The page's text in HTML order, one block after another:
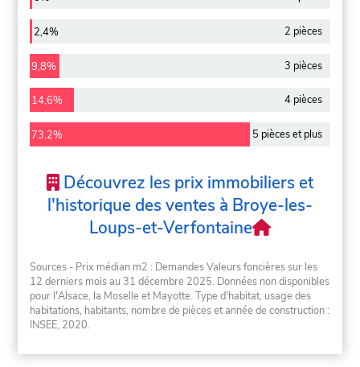
2,4% 2 pièces
9,8% 3 pièces
14,6% 4 pièces
73,2% 5 pièces et plus
Découvrez les prix immobiliers et
l'historique des ventes à Broye-les-
Loups-et-Verfontaine
Sources - Prix médian m2 : Demandes Valeurs foncières sur les
12 derniers mois au 31 décembre 2025. Données non disponibles
pour l'Alsace, la Moselle et Mayotte. Type d'habitat, usage des
habitations, habitants, nombre de pièces et année de construction :
INSEE, 2020.